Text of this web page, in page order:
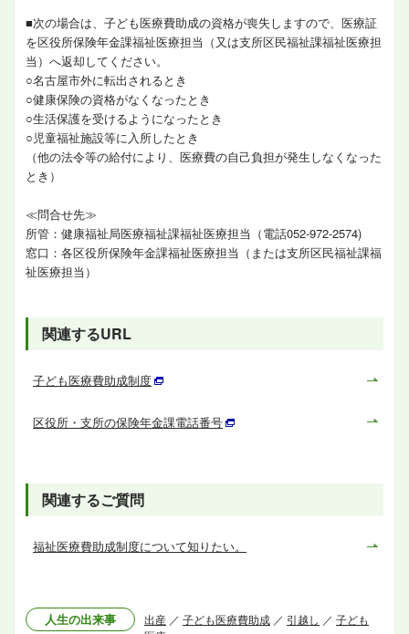
■次の場合は、子ども医療費助成の資格が喪失しますので、医療証
を区役所保険年金課福祉医療担当（又は支所区民福祉課福祉医療担
当）へ返却してください。
○名古屋市外に転出されるとき
○健康保険の資格がなくなったとき
○生活保護を受けるようになったとき
○児童福祉施設等に入所したとき
（他の法令等の給付により、医療費の自己負担が発生しなくなった
とき）
≪問合せ先≫
所管：健康福祉局医療福祉課福祉医療担当（電話052-972-2574)
窓口：各区役所保険年金課福祉医療担当（または支所区民福祉課福
祉医療担当）
関連するURL
子ども医療費助成制度
区役所・支所の保険年金課電話番号
関連するご質問
福祉医療費助成制度について知りたい。
人生の出来事 出産 ／ 子ども医療費助成 ／ 引越し ／ 子ども